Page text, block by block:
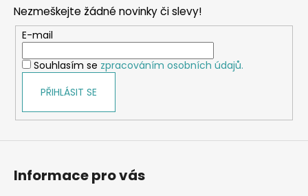
Nezmeškejte žádné novinky či slevy!
E-mail
Souhlasím se zpracováním osobních údajů.
PŘIHLÁSIT SE
Informace pro vás